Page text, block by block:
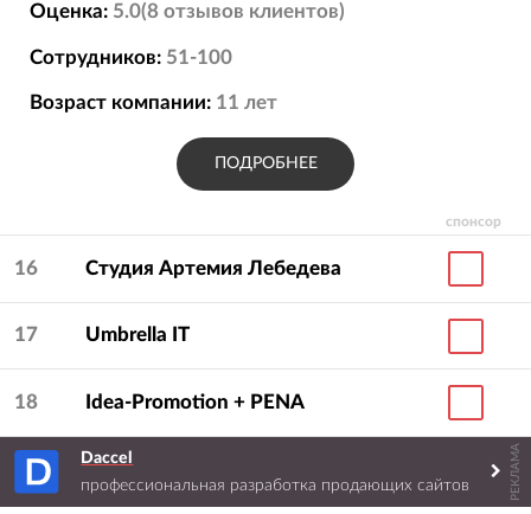
спонсор
Оценка: 5.0(8 отзывов клиентов)
Сотрудников: 51-100
Возраст компании: 11 лет
ПОДРОБНЕЕ
16 Студия Артемия Лебедева
17 Umbrella IT
18 Idea-Promotion + PENA
19 X2 Digital
Daccel
профессиональная разработка продающих сайтов
РЕКЛАМА